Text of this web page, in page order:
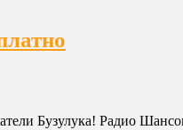
Бузулука! Радио